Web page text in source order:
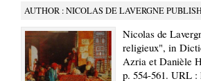
AUTHOR : NICOLAS DE LAVERGNE
Nicolas de
religieux", in
Azria et Danièle
p. 554-561. URL :